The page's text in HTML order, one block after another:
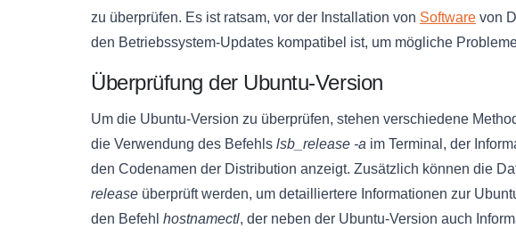
zu überprüfen. Es ist ratsam, vor der Installation von Software von
den Betriebssystem-Updates kompatibel ist, um mögliche
Überprüfung der Ubuntu-Version
Um die Ubuntu-Version zu überprüfen, stehen verschiedene
die Verwendung des Befehls lsb_release -a im Terminal, der
den Codenamen der Distribution anzeigt. Zusätzlich können die
release überprüft werden, um detailliertere Informationen zur
den Befehl hostnamectl, der neben der Ubuntu-Version auch